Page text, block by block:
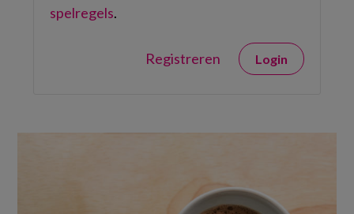
spelregels.
Registreren Login